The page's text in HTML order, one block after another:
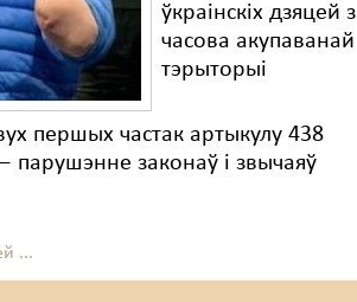
ўкраінскіх дзяцей з
часова акупаванай
тэрыторыі
першых частак артыкулу 438
парушэнне законаў і звычаяў
...